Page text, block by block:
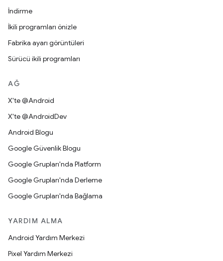
İndirme
İkili programları önizle
Fabrika ayarı görüntüleri
Sürücü ikili programları
AĞ
X'te @Android
X'te @AndroidDev
Android Blogu
Google Güvenlik Blogu
Google Grupları'nda Platform
Google Grupları'nda Derleme
Google Grupları'nda Bağlama
YARDIM ALMA
Android Yardım Merkezi
Pixel Yardım Merkezi